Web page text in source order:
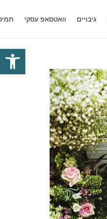
פתח
גיבויים וואטסאפ עסקי